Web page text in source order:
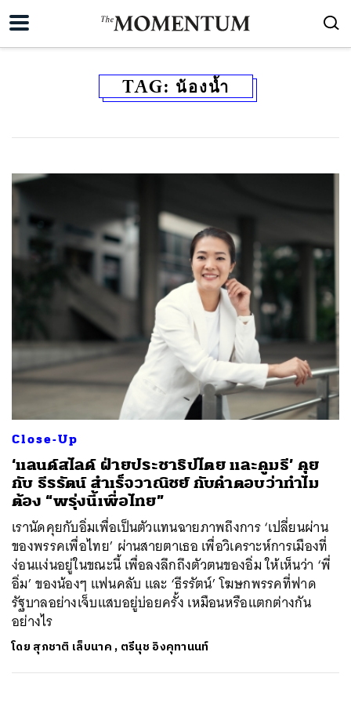
TAG: น้องน้ำ
Close-Up
‘แลนด์สไลด์ ฝ่ายประชาธิปไตย และคูมธี’ คุย
กับ ธีรรัตน์ สำเร็จวาณิชย์ กับคำตอบว่าทำไม
ต้อง “พรุ่งนี้เพื่อไทย”
เรานัดคุยกับอิ่มเพื่อเป็นตัวแทนฉายภาพถึงการ ‘เปลี่ยนผ่าน
ของพรรคเพื่อไทย’ ผ่านสายตาเธอ เพื่อวิเคราะห์การเมืองที่
ง่อนแง่นอยู่ในขณะนี้ เพื่อลงลึกถึงตัวตนของอิ่ม ให้เห็นว่า ‘พี่
อิ่ม’ ของน้องๆ แฟนคลับ และ ‘ธีรรัตน์’ โฆษกพรรคที่ฟาด
รัฐบาลอย่างเจ็บแสบอยู่บ่อยครั้ง เหมือนหรือแตกต่างกัน
อย่างไร
โดย สุภชาติ เล็บนาค , ตรีนุช อิงคุทานนท์